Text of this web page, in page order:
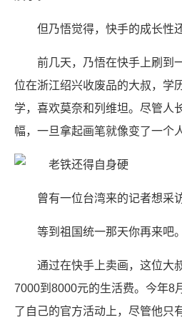
但乃悟觉得，快手的成长性
前几天，乃悟在快手上刷到
位在浙江绍兴收废品的大叔，学
学，喜欢莫奈和列维坦。尽管人
幅，一旦拿起画笔就像变了一个人
曾有一位台湾来的记者想采
等到祖国统一那天你再来吧。
通过在快手上卖画，这位大
7000到8000元的生活费。今年8
了自己的官方活动上，尽管他只